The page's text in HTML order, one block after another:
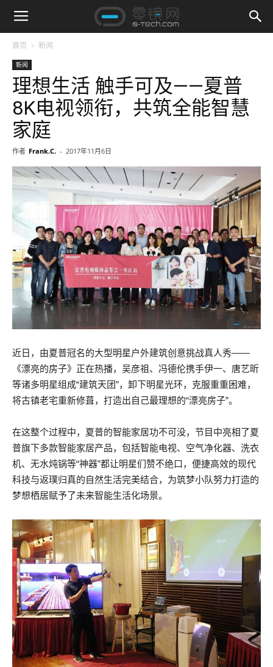
首页 新闻
新闻
理想生活 触手可及——夏普
8K电视领衔，共筑全能智慧
家庭
作者 Frank.C. - 2017年11月6日
近日，由夏普冠名的大型明星户外建筑创意挑战真人秀——
《漂亮的房子》正在热播，吴彦祖、冯德伦携手伊一、唐艺昕
等诸多明星组成“建筑天团”，卸下明星光环，克服重重困难，
将古镇老宅重新修葺，打造出自己最理想的“漂亮房子”。
在这整个过程中，夏普的智能家居功不可没，节目中亮相了夏
普旗下多款智能家居产品，包括智能电视、空气净化器、洗衣
机、无水炖锅等“神器”都让明星们赞不绝口，便捷高效的现代
科技与返璞归真的自然生活完美结合，为筑梦小队努力打造的
梦想栖居赋予了未来智能生活化场景。